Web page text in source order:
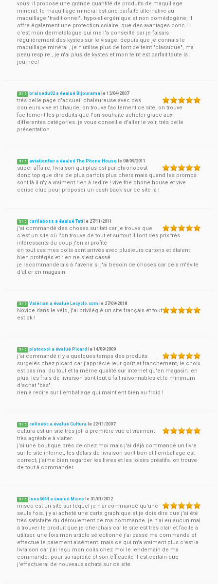
vous! il propose une grande quantité de produits de maquillage
mineral. le maquillage minéral est une parfaite alternative au
maquillage "traditionnel". hypo-allergénique et non comédogène, il
offre également une protection solaire! que des avantages donc !
c'est mon dermatologue qui me l'a conseillé car je faisais
régulièrement des kystes sur le visage. depuis que je connais le
maquillage minéral , je n'utilise plus de font de teint "classique", ma
peau respire , je n'ai plus de kystes et mon teint est parfait toute la
journée!
5 / 5 braisedu02 a évalué Bijourama le13/04/2007
trés belle page d'accueil chaleureuse avec des
couleurs vive et chaude, on trouve facilement ce site, on trouve
facilement les produits que l'on souhaite acheter grace aux
differentes catégories. je vous conseille d'aller le voir, trés belle
présentation.
5 / 5 aviationfan a évalué The Phone House le08/09/2011
super affaire, livraison qui plus est par chronopost
donc top que dire de plus parfois plus chers mais quand les promos
sont là il n'y a vraiment rien à redire ! vive the phone house et vive
cerise club pour proposer un cash back sur ce site là !
5 / 5 carilaboss a évalué Tati le 27/11/2011
j'ai commandé des choses sur tati car je trouve que
c'est un site où l'on trouve de tout et surtout il font des prix très
intéressants du coup j'en ai profité
en tout cas mes colis sont arrivés avec plusieurs cartons et étaient
bien protégés et rien ne s'est cassé
je recommanderais à l'avenir si j'ai besoin de choses car cela m'évite
d'aller en magasin
5 / 5 Valérian a évalué Lecyclo.com le 27/09/2018
Novice dans le vélo, j'ai privilégié un site français et tout
est ok !
5 / 5 plutocool a évalué Picard le14/09/2009
j'ai commandé il y a quelques temps des produits
surgelés chez picard car j'apprécie leur goût et franchement, le choix
est pas mal du tout et la même qualité sur internet qu'en magasin. en
plus, les frais de livraison sont tout à fait raisonnables et le minimum
d'achat "bas".
rien à redire sur l'emballage qui maintient bien au froid !
5 / 5 celinebc a évalué Cultura le 22/11/2007
cultura est un site très joli à première vue et vraiment
très agréable à visiter.
j'ai une boutique près de chez moi mais j'ai déjà commandé un livre
sur le site internet, les délais de livraison sont bon et l'emballage est
correct, j'aime bien regarder les livres et les loisirs créatifs. on trouve
de tout à commander.
5 / 5 lune5644 a évalué Misco le31/01/2012
misco est un site sur lequel je n'ai commandé qu'une
seule fois. j'y ai acheté une carte graphique et je dois dire que j'ai été
très satisfaite du déroulement de ma commande. je n'ai eu aucun mal
à trouver le produit que je cherchais car le site est très clair et facile à
utiliser. une fois mon article sélectionné j'ai passé ma commande et
effectue le paiement aisément. mais ce qui m'a vraiment plus c'est la
livraison car j'ai reçu mon colis chez moi le lendemain de ma
commande. pour sa rapidité et son éfficacité il est certain que
j'effectuerai de nouveaux achats sur ce site.